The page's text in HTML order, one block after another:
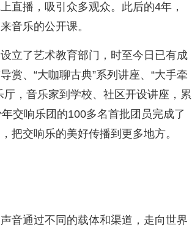
直播，吸引众多观众。此后的4年，
音乐的公开课。
立了艺术教育部门，时至今日已有成
赏、“大咖聊古典”系列讲座、“大手牵
，音乐家到学校、社区开设讲座，累
交响乐团的100多名首批团员完成了
把交响乐的美好传播到更多地方。
音通过不同的载体和渠道，走向世界